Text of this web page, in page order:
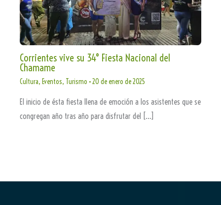
Corrientes vive su 34° Fiesta Nacional del
Chamame
Cultura, Eventos, Turismo •20 de enero de 2025
El inicio de ésta fiesta llena de emoción a los asistentes que se
congregan año tras año para disfrutar del […]